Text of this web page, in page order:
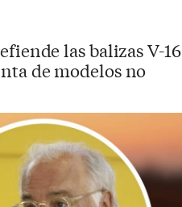
las balizas V-16
de modelos no